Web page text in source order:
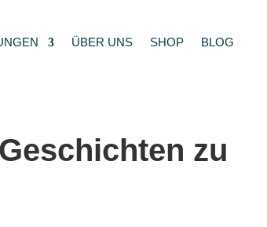
ÜBER UNS SHOP BLOG
zu